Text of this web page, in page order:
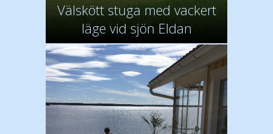
Välskött stuga med vackert
läge vid sjön Eldan